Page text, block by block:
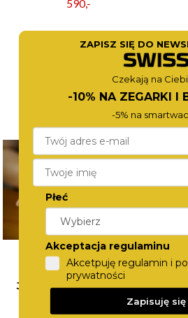
590,-
JAK ŁĄCZYĆ BIŻUTERIĘ?
POZNAJ SPOSOBY NA
MODNE STYLIZACJE
ZAPISZ SIĘ DO
Czekają na
-10% NA ZEGARKI I
-5% na
Płeć
Akceptacja regulaminu
Akcetpuję regulamin i
prywatności
Zapisuję się